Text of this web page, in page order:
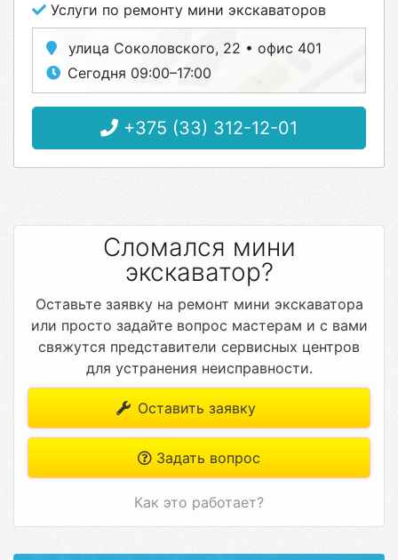
Услуги по ремонту мини экскаваторов
улица Соколовского, 22 • офис 401
Сегодня 09:00–17:00
+375 (33) 312-12-01
Сломался мини
экскаватор?
Оставьте заявку на ремонт мини экскаватора
или просто задайте вопрос мастерам и с вами
свяжутся представители сервисных центров
для устранения неисправности.
Оставить заявку
Задать вопрос
Как это работает?